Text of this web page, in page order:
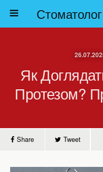
Як
Протезом?
Share Tweet